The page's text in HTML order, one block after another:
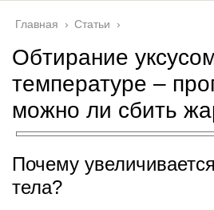
Главная › Статьи ›
Обтирание
температуре –
можно ли сбить
Почему
тела?